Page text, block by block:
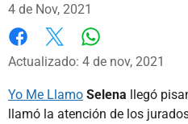
4 de Nov, 2021
Facebook
X
Actualizado: 4 de nov, 2021
Yo Me Llamo Selena llegó
llamó la atención de los